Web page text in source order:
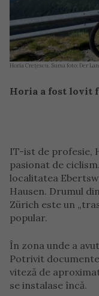
Horia Crețescu. Sursa foto: Der
Horia a fost lovit
IT-ist de profesie,
pasionat de
localitatea
Hausen. Drumul
Zürich este un
popular.
În zona unde a
Potrivit
viteză de
se instalase încă.